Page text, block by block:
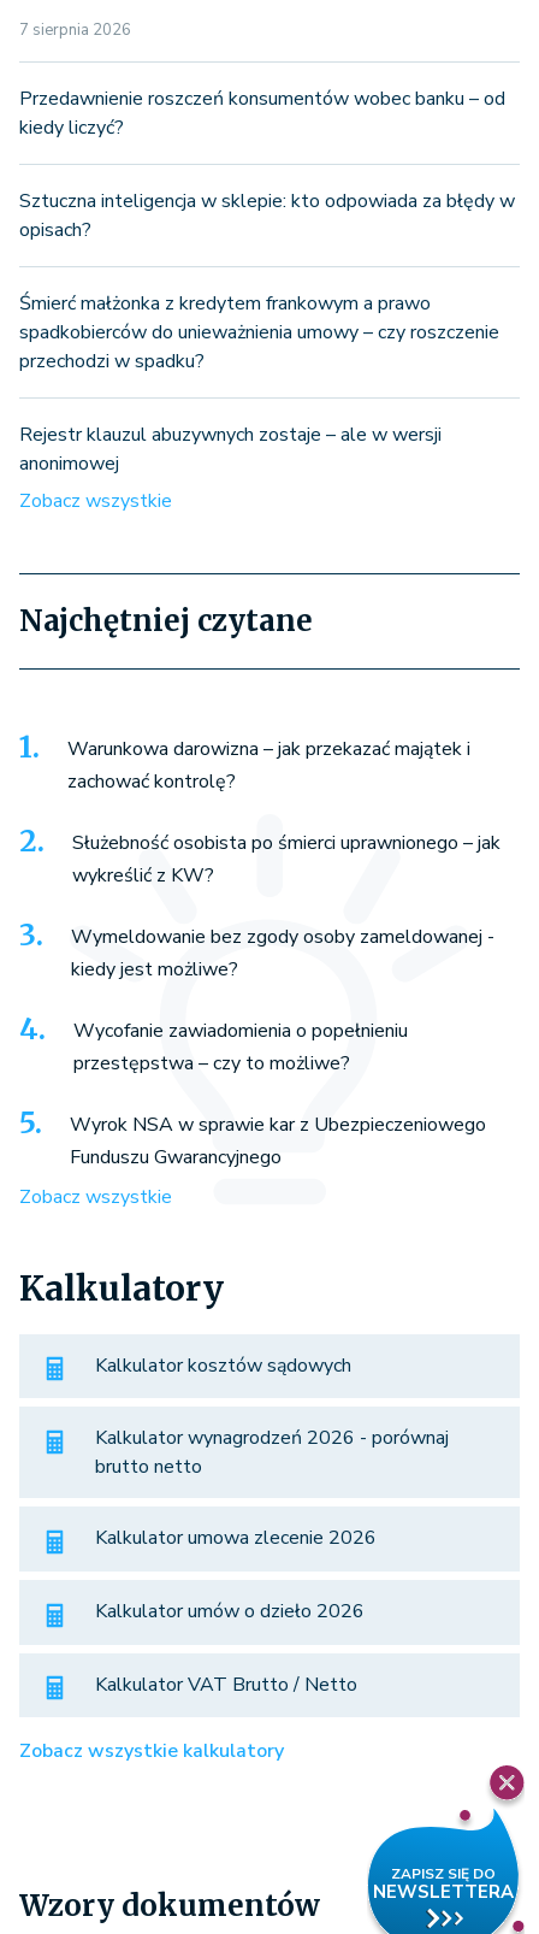
7 sierpnia 2026
Przedawnienie roszczeń konsumentów wobec banku – od
kiedy liczyć?
Sztuczna inteligencja w sklepie: kto odpowiada za błędy w
opisach?
Śmierć małżonka z kredytem frankowym a prawo
spadkobierców do unieważnienia umowy – czy roszczenie
przechodzi w spadku?
Rejestr klauzul abuzywnych zostaje – ale w wersji
anonimowej
Zobacz wszystkie
Najchętniej czytane
Warunkowa darowizna – jak przekazać majątek i
zachować kontrolę?
Służebność osobista po śmierci uprawnionego – jak
wykreślić z KW?
Wymeldowanie bez zgody osoby zameldowanej -
kiedy jest możliwe?
Wycofanie zawiadomienia o popełnieniu
przestępstwa – czy to możliwe?
Wyrok NSA w sprawie kar z Ubezpieczeniowego
Funduszu Gwarancyjnego
Zobacz wszystkie
Kalkulatory
Kalkulator kosztów sądowych
Kalkulator wynagrodzeń 2026 - porównaj
brutto netto
Kalkulator umowa zlecenie 2026
Kalkulator umów o dzieło 2026
Kalkulator VAT Brutto / Netto
Zobacz wszystkie kalkulatory
Wzory dokumentów